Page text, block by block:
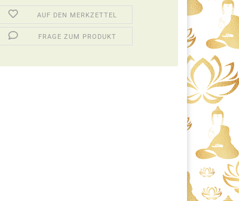
AUF DEN MERKZETTEL
FRAGE ZUM PRODUKT